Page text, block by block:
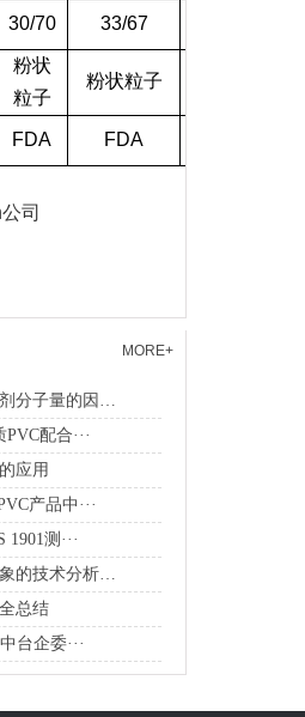
30/70 33/67
粉状
粒子
粉状粒子
FDA FDA
司
MORE+
影响聚丙烯酸丁酯流平剂分子量的因素分···
配合···
应用
产品中···
测···
丙烯酸树脂生产异常现象的技术分析及处···
总结
台企委···